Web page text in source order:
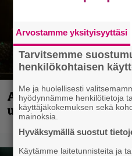
Anthrax vie
uudella videollaan
Arvostamme yksityisyyttäsi
Tarvitsemme
henkilökohtaisen
Me ja huolellisesti
hyödynnämme henkilötietoja
käyttäjäkokemuksen sekä
mainoksia.
Hyväksymällä suostut
Käytämme laitetunnisteita ja